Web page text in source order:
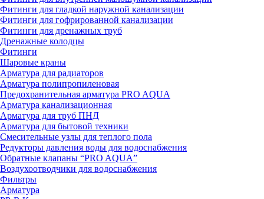
Фитинги для гладкой наружной канализации
Фитинги для гофрированной канализации
Фитинги для дренажных труб
Дренажные колодцы
Фитинги
Шаровые краны
Арматура для радиаторов
Арматура полипропиленовая
Предохранительная арматура PRO AQUA
Арматура канализационная
Арматура для труб ПНД
Арматура для бытовой техники
Смесительные узлы для теплого пола
Редукторы давления воды для водоснабжения
Обратные клапаны “PRO AQUA”
Воздухоотводчики для водоснабжения
Фильтры
Арматура